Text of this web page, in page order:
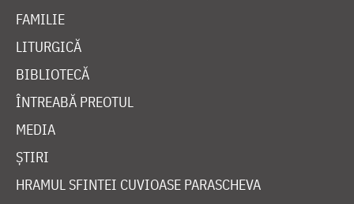
FAMILIE
LITURGICĂ
BIBLIOTECĂ
ÎNTREABĂ PREOTUL
MEDIA
ȘTIRI
HRAMUL SFINTEI CUVIOASE PARASCHEVA